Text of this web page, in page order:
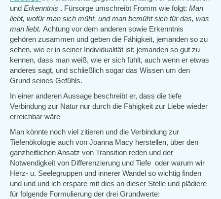
is
external)
und Erkenntnis . Fürsorge umschreibt Fromm wie folgt: Man
liebt, wofür man sich müht, und man bemüht sich für das, was
man liebt. Achtung vor dem anderen sowie Erkenntnis
gehören zusammen und geben die Fähigkeit, jemanden so zu
sehen, wie er in seiner Individualität ist; jemanden so gut zu
kennen, dass man weiß, wie er sich fühlt, auch wenn er etwas
anderes sagt, und schließlich sogar das Wissen um den
Grund seines Gefühls.
In einer anderen Aussage beschreibt er, dass die tiefe
Verbindung zur Natur nur durch die Fähigkeit zur Liebe wieder
erreichbar wäre
Man könnte noch viel zitieren und die Verbindung zur
Tiefenökologie auch von Joanna Macy herstellen, über den
ganzheitlichen Ansatz von Transition reden und der
Notwendigkeit von Differenzierung und Tiefe oder warum wir
Herz- u. Seelegruppen und innerer Wandel so wichtig finden
und und und ich erspare mit dies an dieser Stelle und plädiere
für folgende Formulierung der drei Grundwerte: